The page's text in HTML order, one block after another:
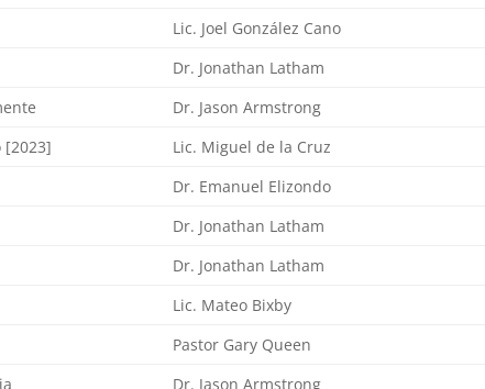
Lic. Joel González Cano
Dr. Jonathan Latham
Dr. Jason Armstrong
[2023] Lic. Miguel de la Cruz
Dr. Emanuel Elizondo
Dr. Jonathan Latham
Dr. Jonathan Latham
Lic. Mateo Bixby
Pastor Gary Queen
Dr. Jason Armstrong